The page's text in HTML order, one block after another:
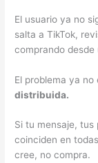
El usuario ya no
salta a TikTok,
comprando desde
El problema ya
distribuida.
Si tu mensaje,
coinciden en
cree, no compra.